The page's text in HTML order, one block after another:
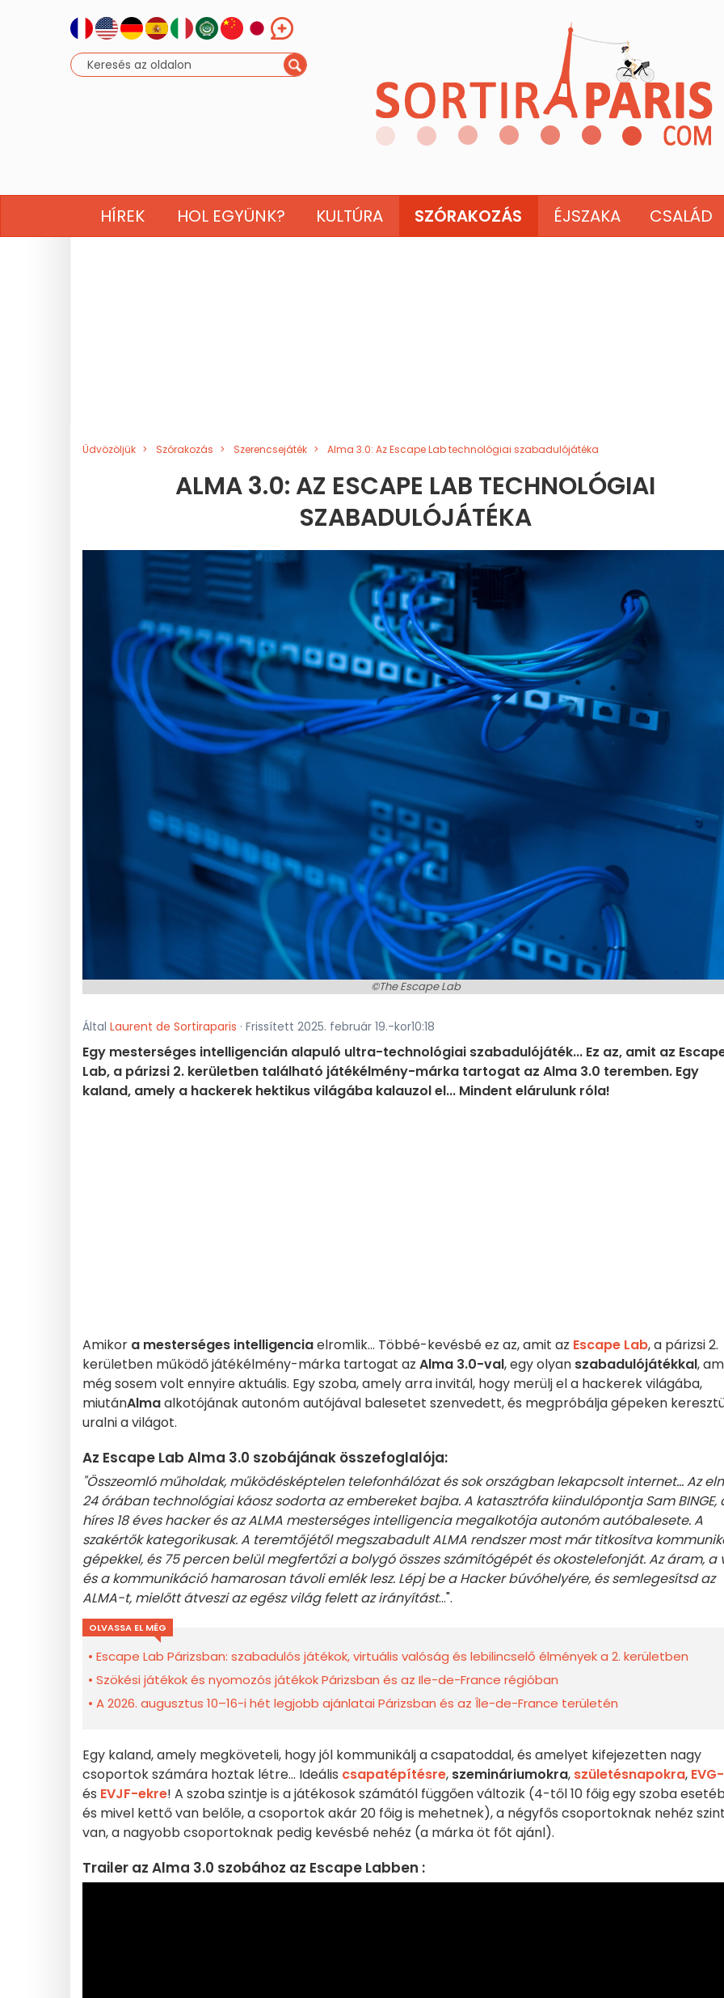
HÍREK HOL EGYÜNK? KULTÚRA SZÓRAKOZÁS ÉJSZAKA CSALÁD
Üdvözöljük Szórakozás Szerencsejáték Alma 3.0: Az Escape Lab technológiai szabadulójátéka
ALMA 3.0: AZ ESCAPE LAB TECHNOLÓGIAI
SZABADULÓJÁTÉKA
©The Escape Lab
Által Laurent de Sortiraparis · Frissített 2025. február 19.-kor10:18
Egy mesterséges intelligencián alapuló ultra-technológiai szabadulójáték... Ez az, amit az
Lab, a párizsi 2. kerületben található játékélmény-márka tartogat az Alma 3.0 teremben. Egy
kaland, amely a hackerek hektikus világába kalauzol el... Mindent elárulunk róla!
Amikor a mesterséges intelligenciaelromlik... Többé-kevésbé ez az, amit az Escape Lab, a párizsi 2.
kerületben működő játékélmény-márka tartogat az Alma 3.0-val, egy olyan szabadulójátékkal,
még sosem volt ennyire aktuális. Egy szoba, amely arra invitál, hogy merülj el a hackerek világába,
miutánAlmaalkotójának autonóm autójával balesetet szenvedett, és megpróbálja gépeken
uralni a világot.
Az Escape Lab Alma 3.0 szobájának összefoglalója:
"Összeomló műholdak, működésképtelen telefonhálózat és sok országban lekapcsolt internet... Az
24 órában technológiai káosz sodorta az embereket bajba. A katasztrófa kiindulópontja Sam BINGE,
híres 18 éves hacker és az ALMA mesterséges intelligencia megalkotója autonóm autóbalesete. A
szakértők kategorikusak. A teremtőjétől megszabadult ALMA rendszer most már titkosítva
gépekkel, és 75 percen belül megfertőzi a bolygó összes számítógépét és okostelefonját. Az áram, a
és a kommunikáció hamarosan távoli emlék lesz. Lépj be a Hacker búvóhelyére, és semlegesítsd az
ALMA-t, mielőtt átveszi az egész világ felett az irányítást...".
OLVASSA EL MÉG
Escape Lab Párizsban: szabadulós játékok, virtuális valóság és lebilincselő élmények a 2. kerületben
Szökési játékok és nyomozós játékok Párizsban és az Ile-de-France régióban
A 2026. augusztus 10–16-i hét legjobb ajánlatai Párizsban és az Île-de-France területén
Egy kaland, amely megköveteli, hogy jól kommunikálj a csapatoddal, és amelyet kifejezetten nagy
csoportok számára hoztak létre... Ideális csapatépítésre, szemináriumokra, születésnapokra,
és EVJF-ekre! A szoba szintje is a játékosok számától függően változik (4-től 10 főig egy szoba
és mivel kettő van belőle, a csoportok akár 20 főig is mehetnek), a négyfős csoportoknak nehéz
van, a nagyobb csoportoknak pedig kevésbé nehéz (a márka öt főt ajánl).
Trailer az Alma 3.0 szobához az Escape Labben :